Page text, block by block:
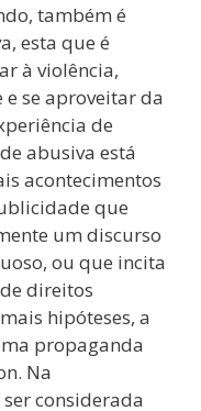
também é
esta que é
à violência,
se aproveitar da
de
abusiva está
acontecimentos
que
um discurso
ou que incita
direitos
hipóteses, a
propaganda
Na
considerada